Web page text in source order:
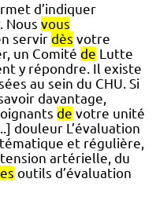
d’indiquer
Nous vous
servir dès votre
un Comité de Lutte
y répondre. Il existe
au sein du CHU. Si
davantage,
de votre unité
douleur L’évaluation
et régulière,
tension artérielle, du
outils d’évaluation